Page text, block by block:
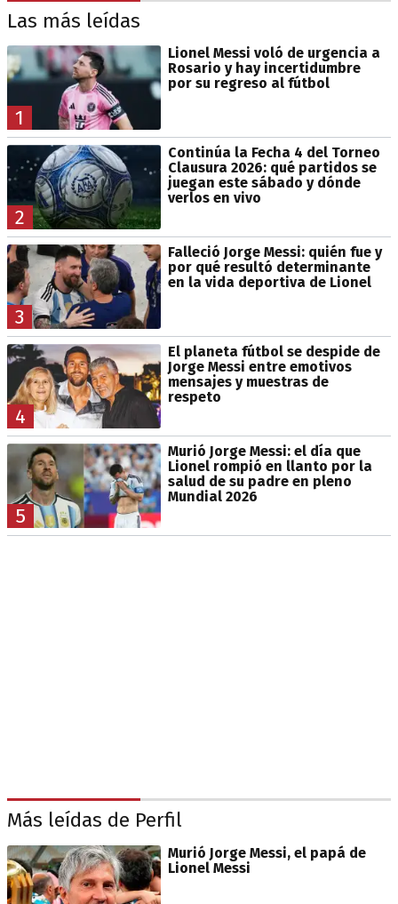
Las más leídas
1
Lionel Messi voló de urgencia a
Rosario y hay incertidumbre
por su regreso al fútbol
2
Continúa la Fecha 4 del Torneo
Clausura 2026: qué partidos se
juegan este sábado y dónde
verlos en vivo
3
Falleció Jorge Messi: quién fue y
por qué resultó determinante
en la vida deportiva de Lionel
4
El planeta fútbol se despide de
Jorge Messi entre emotivos
mensajes y muestras de
respeto
5
Murió Jorge Messi: el día que
Lionel rompió en llanto por la
salud de su padre en pleno
Mundial 2026
Más leídas de Perfil
Murió Jorge Messi, el papá de
Lionel Messi